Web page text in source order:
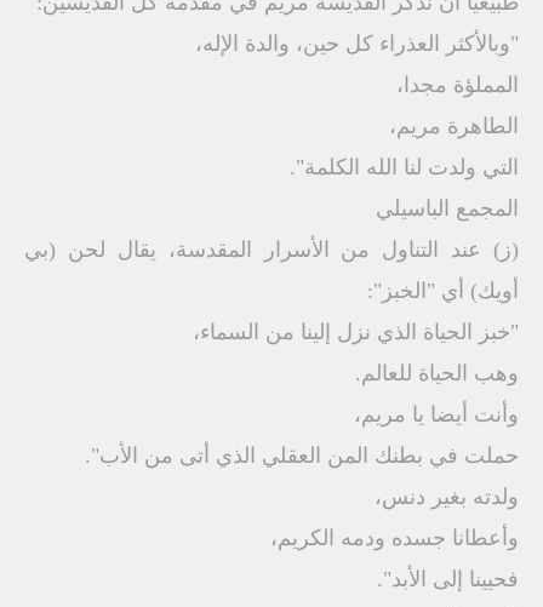
"وبالأكثر العذراء كل حين، والدة الإله،
المملؤة مجدا،
الطاهرة مريم،
التي ولدت لنا الله الكلمة".
المجمع الباسيلي
(ز) عند التناول من الأسرار المقدسة، يقال لحن (بي
أويك) أي "الخبز":
"خبز الحياة الذي نزل إلينا من السماء،
وهب الحياة للعالم.
وأنت أيضا يا مريم،
حملت في بطنك المن العقلي الذي أتى من الأب".
ولدته بغير دنس،
وأعطانا جسده ودمه الكريم،
فحيينا إلى الأبد".